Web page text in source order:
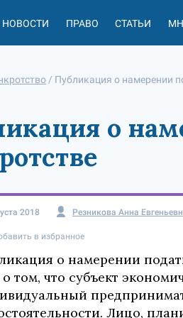
НОВОСТИ ПРАВО СТАТЬИ
/ Публикация о намерении
о
2018 Резникова Анна
в избранное
о намерении
том, что субъект
Лицо,